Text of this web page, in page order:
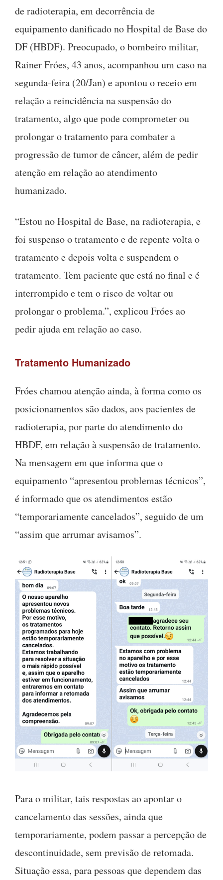
de radioterapia, em decorrência de
equipamento danificado no Hospital de Base do
DF (HBDF). Preocupado, o bombeiro militar,
Rainer Fróes, 43 anos, acompanhou um caso na
segunda-feira (20/Jan) e apontou o receio em
relação a reincidência na suspensão do
tratamento, algo que pode comprometer ou
prolongar o tratamento para combater a
progressão de tumor de câncer, além de pedir
atenção em relação ao atendimento
humanizado.
“Estou no Hospital de Base, na radioterapia, e
foi suspenso o tratamento e de repente volta o
tratamento e depois volta e suspendem o
tratamento. Tem paciente que está no final e é
interrompido e tem o risco de voltar ou
prolongar o problema.”, explicou Fróes ao
pedir ajuda em relação ao caso.
Tratamento Humanizado
Fróes chamou atenção ainda, à forma como os
posicionamentos são dados, aos pacientes de
radioterapia, por parte do atendimento do
HBDF, em relação à suspensão de tratamento.
Na mensagem em que informa que o
equipamento “apresentou problemas técnicos”,
é informado que os atendimentos estão
“temporariamente cancelados”, seguido de um
“assim que arrumar avisamos”.
Para o militar, tais respostas ao apontar o
cancelamento das sessões, ainda que
temporariamente, podem passar a percepção de
descontinuidade, sem previsão de retomada.
Situação essa, para pessoas que dependem das